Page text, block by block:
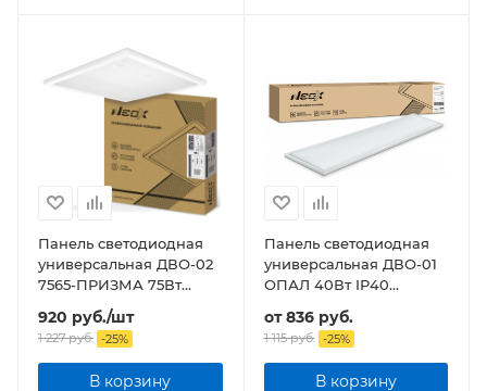
Панель светодиодная
универсальная ДВО-02
7565-ПРИЗМА 75Вт
6500K IP40
595х595х19мм
920 руб./шт
1 227руб. -25%
В корзину
Панель светодиодная
универсальная ДВО-01
ОПАЛ 40Вт IP40
от836 руб.
1 115 руб. -25%
В корзину